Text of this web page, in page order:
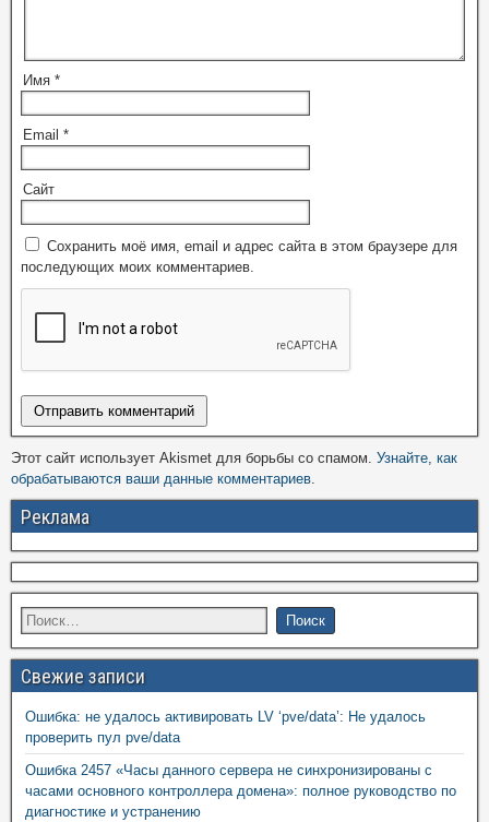
Имя *
Email *
Сайт
Сохранить моё имя, email и адрес сайта в этом браузере для
последующих моих комментариев.
Этот сайт использует Akismet для борьбы со спамом. Узнайте, как
обрабатываются ваши данные комментариев.
Реклама
Свежие записи
Ошибка: не удалось активировать LV ‘pve/data’: Не удалось
проверить пул pve/data
Ошибка 2457 «Часы данного сервера не синхронизированы с
часами основного контроллера домена»: полное руководство по
диагностике и устранению